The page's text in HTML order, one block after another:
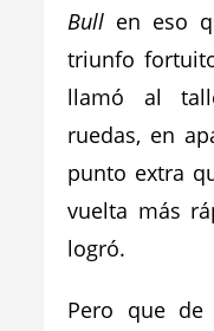
Bull en eso
triunfo
llamó al
ruedas, en
punto extra
vuelta más
logró.
Pero que de